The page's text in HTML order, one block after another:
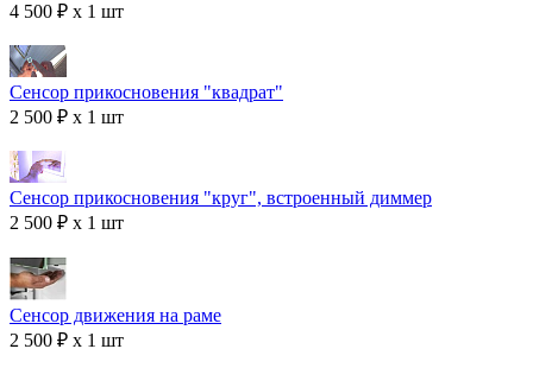
4 500 ₽ x 1 шт
Сенсор прикосновения "квадрат"
2 500 ₽ x 1 шт
Сенсор прикосновения "круг", встроенный диммер
2 500 ₽ x 1 шт
Сенсор движения на раме
2 500 ₽ x 1 шт